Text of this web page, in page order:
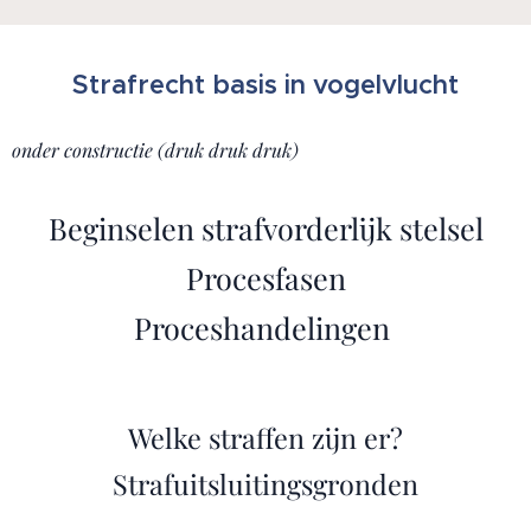
Strafrecht basis in vogelvlucht
onder constructie (druk druk druk)
Beginselen strafvorderlijk stelsel
Procesfasen
Proceshandelingen
Welke straffen zijn er?
Strafuitsluitingsgronden